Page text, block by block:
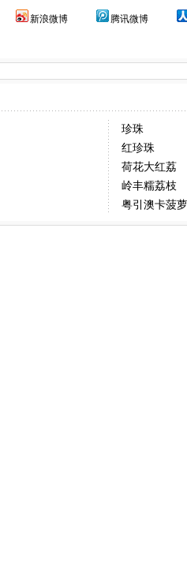
新浪微博 腾讯微博
珍珠
红珍珠
荷花大红荔
岭丰糯荔枝
粤引澳卡菠萝